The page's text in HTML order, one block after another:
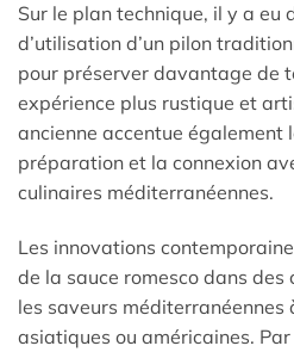
Sur le plan technique, il y a eu
d’utilisation d’un pilon
pour préserver davantage de
expérience plus rustique et
ancienne accentue également
préparation et la connexion
culinaires méditerranéennes.
Les innovations
de la sauce romesco dans des
les saveurs méditerranéennes
asiatiques ou américaines.